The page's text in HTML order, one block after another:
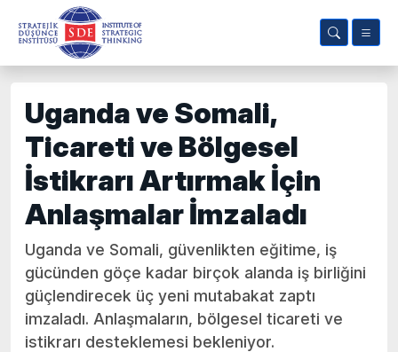
Uganda ve Somali,
Ticareti ve Bölgesel
İstikrarı Artırmak İçin
Anlaşmalar İmzaladı
Uganda ve Somali, güvenlikten eğitime, iş
gücünden göçe kadar birçok alanda iş birliğini
güçlendirecek üç yeni mutabakat zaptı
imzaladı. Anlaşmaların, bölgesel ticareti ve
istikrarı desteklemesi bekleniyor.